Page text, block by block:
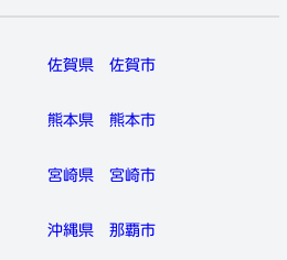
佐賀県 佐賀市
熊本県 熊本市
宮崎県 宮崎市
沖縄県 那覇市